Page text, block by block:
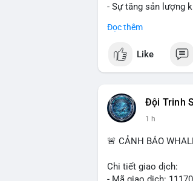
- Sự tăng sản lượng
#vlikevn #titanbot
📰 Nguồn:
Đọc thêm
Like
Đội Trinh
1 h
🚨 CẢNH BÁO
Chi tiết giao dịch: